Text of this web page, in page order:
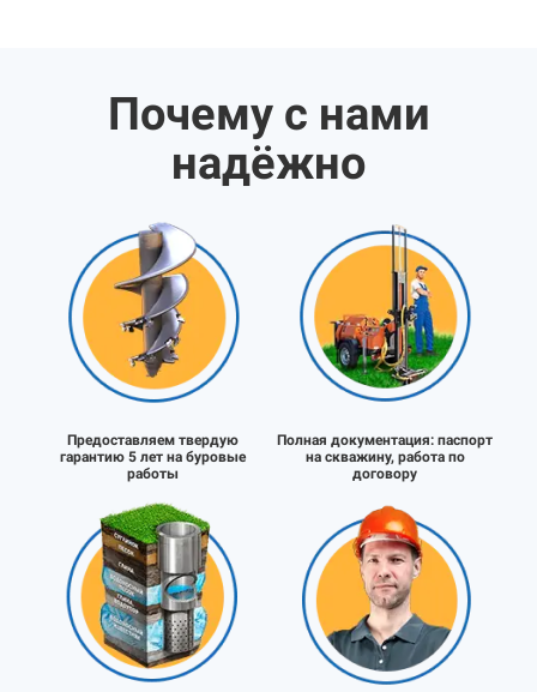
Почему с нами
надёжно
Предоставляем твердую
гарантию 5 лет на буровые
работы
Полная документация: паспорт
на скважину, работа по
договору